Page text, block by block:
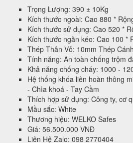
Trọng Lượng: 390 ± 10Kg
Kích thước ngoài: Cao 880 *
Kích thước sử dụng: Cao 520 *
Kích thước ngăn kéo: Cao 100 *
Thép Thân Vỏ: 10mm Thép
Tính năng: An toàn chống trộm
Khả năng chống cháy: 1000 -
Hệ thống khóa liên hoàn thông
- Chìa khoá - Tay Cầm
Thích hợp sử dụng: Công ty, cơ
Mầu sắc: White
Thương hiệu: WELKO Safes
Giá: 56.500.000 VNĐ
Liên Hệ Zalo: 098 2770404